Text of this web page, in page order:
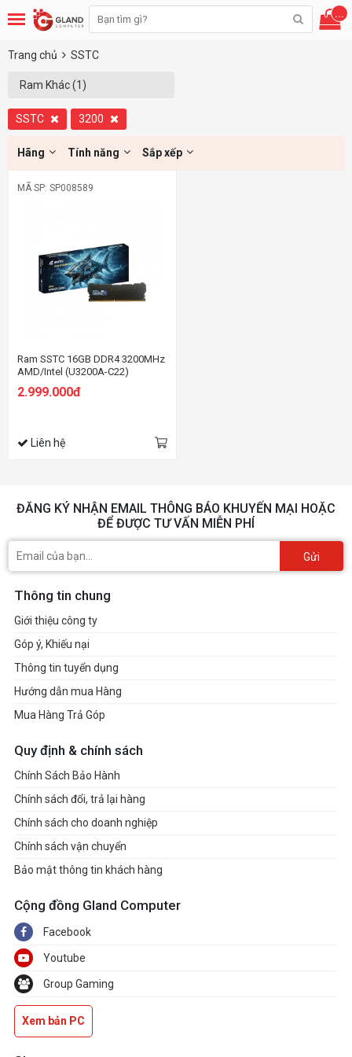
...
Trang chủ SSTC
Ram Khác (1)
SSTC 3200
Hãng Tính năng Sắp xếp
MÃ SP: SP008589
Ram SSTC 16GB DDR4 3200MHz
AMD/Intel (U3200A-C22)
2.999.000đ
Liên hệ
ĐĂNG KÝ NHẬN EMAIL THÔNG BÁO KHUYẾN MẠI HOẶC
ĐỂ ĐƯỢC TƯ VẤN MIỄN PHÍ
Gửi
Thông tin chung
Giới thiệu công ty
Góp ý, Khiếu nại
Thông tin tuyển dụng
Hướng dẫn mua Hàng
Mua Hàng Trả Góp
Quy định & chính sách
Chính Sách Bảo Hành
Chính sách đổi, trả lại hàng
Chính sách cho doanh nghiệp
Chính sách vận chuyển
Bảo mật thông tin khách hàng
Cộng đồng Gland Computer
Facebook
Youtube
Group Gaming
Xem bản PC